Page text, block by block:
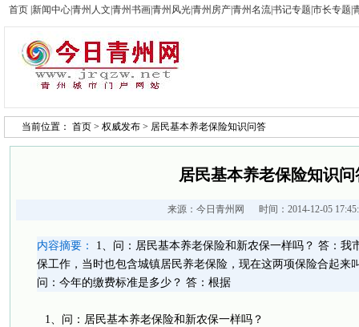
首页 新闻中心青州人文 青州书画青州风光青州房产青州名流书记专题 市长专题
当前位置： 首页 > 权威发布 > 居民基本养老保险知识问答
居民基本养老保险知识问
来源： 今日青州网 时间：2014-12-05
内容摘要：
1、问：居民基本养老保险和新农保一样吗？ 答：我
保工作，当时也包含城镇居民养老保险，现在这两项保险合起来
问：今年的缴费标准是多少？ 答：根据
1、问：居民基本养老保险和新农保一样吗？